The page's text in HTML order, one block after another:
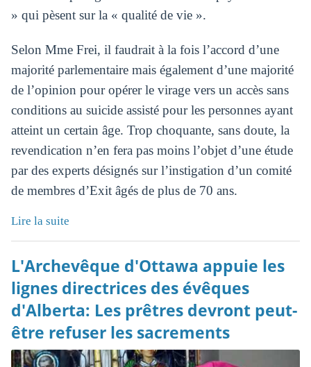
» qui pèsent sur la « qualité de vie ».
Selon Mme Frei, il faudrait à la fois l’accord d’une
majorité parlementaire mais également d’une majorité
de l’opinion pour opérer le virage vers un accès sans
conditions au suicide assisté pour les personnes ayant
atteint un certain âge. Trop choquante, sans doute, la
revendication n’en fera pas moins l’objet d’une étude
par des experts désignés sur l’instigation d’un comité
de membres d’Exit âgés de plus de 70 ans.
Lire la suite
L'Archevêque d'Ottawa appuie les
lignes directrices des évêques
d'Alberta: Les prêtres devront peut-
être refuser les sacrements